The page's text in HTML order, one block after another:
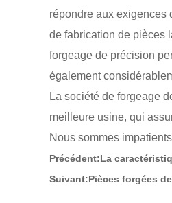
répondre aux exigences
de fabrication de pièces
forgeage de précision
également
La société de forgeage
meilleure usine, qui
Nous sommes
Précédent:La
Suivant:Pièces forgées